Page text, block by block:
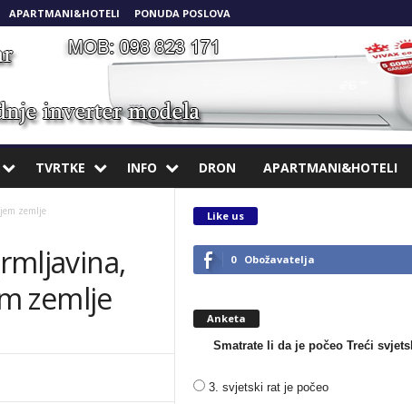
APARTMANI&HOTELI PONUDA POSLOVA
TVRTKE INFO DRON APARTMANI&HOTELI
zemlje
zemlje
Like us
0 Obožavatelja
Anketa
Smatrate li da je počeo Treći
3. svjetski rat je počeo